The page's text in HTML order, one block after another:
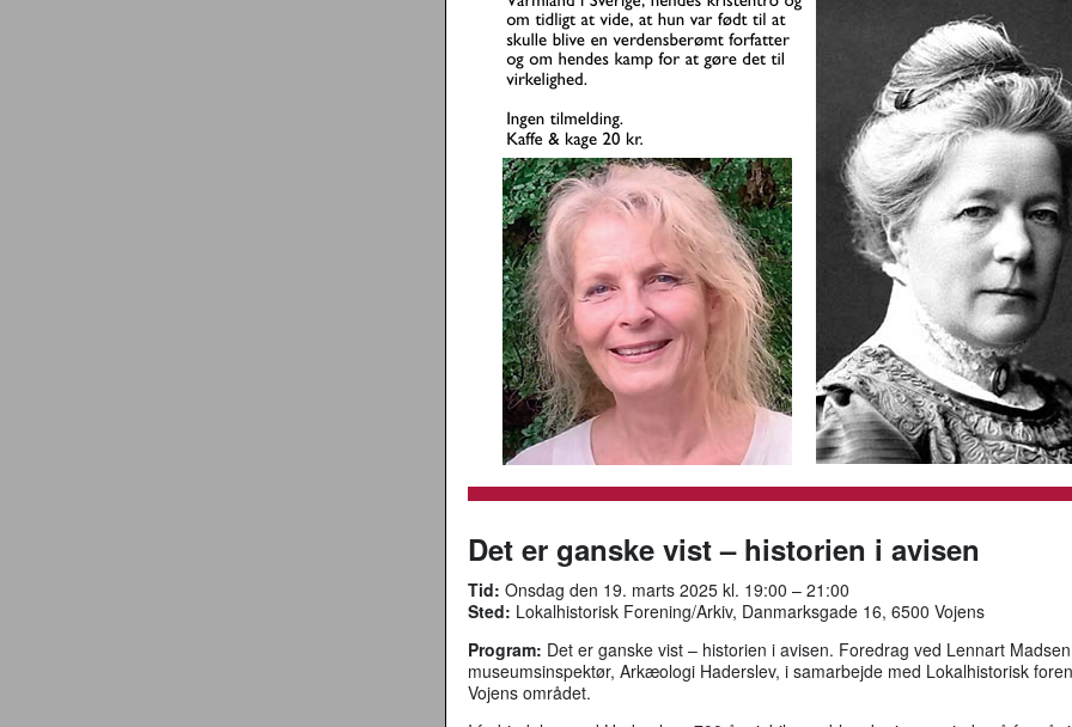
Det er ganske vist – historien i avisen
Tid: Onsdag den 19. marts 2025 kl. 19:00 – 21:00
Sted: Lokalhistorisk Forening/Arkiv, Danmarksgade 16, 6500 Vojens
Program: Det er ganske vist – historien i avisen. Foredrag ved Lennart
museumsinspektør, Arkæologi Haderslev, i samarbejde med Lokalhistorisk
Vojens området.